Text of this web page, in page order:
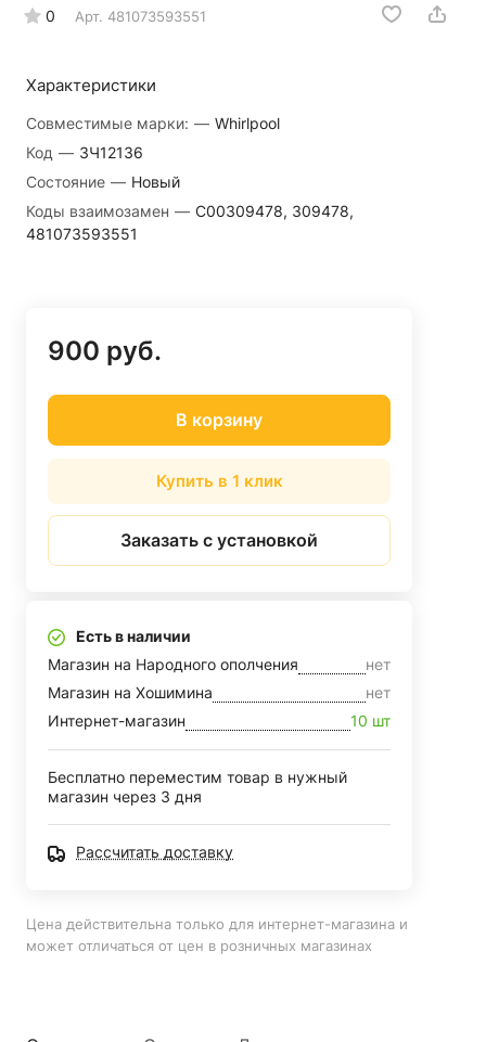
0 Арт. 481073593551
Характеристики
Совместимые марки: — Whirlpool
Код — ЗЧ12136
Состояние — Новый
Коды взаимозамен — C00309478, 309478,
481073593551
900 руб.
В корзину
Купить в 1 клик
Заказать с установкой
Есть в наличии
Магазин на Народного ополчения
нет
Магазин на Хошимина
нет
Интернет-магазин
10 шт
Бесплатно переместим товар в нужный
магазин через 3 дня
Рассчитать доставку
Цена действительна только для интернет-магазина и
может отличаться от цен в розничных магазинах